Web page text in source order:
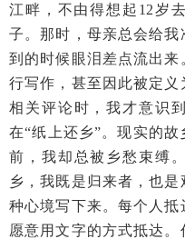
江畔，不由得想起12岁
子。那时，母亲总会给
到的时候眼泪差点流出
行写作，甚至因此被定义
相关评论时，我才意识
在“纸上还乡”。现实的
前，我却总被乡愁束缚
乡，我既是归来者，也
种心境写下来。每个人
愿意用文字的方式抵达